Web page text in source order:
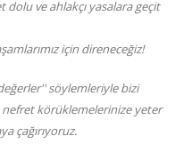
dolu ve ahlakçı yasalara geçit
için direneceğiz!
söylemleriyle bizi
nefret körüklemelerinize yeter
çağırıyoruz.